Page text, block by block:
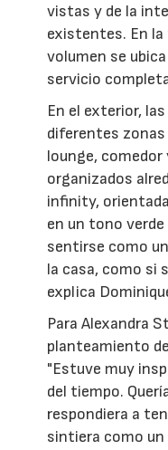
vistas y de la
existentes. En
volumen se
servicio
En el exterior,
diferentes zonas
lounge, comedor
organizados
infinity,
en un tono
sentirse como
la casa, como si
explica
Para Alexandra
planteamiento
"Estuve muy
del tiempo.
respondiera a
sintiera como un